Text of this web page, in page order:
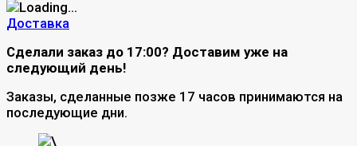
Доставка
Сделали заказ до 17:00? Доставим уже на
следующий день!
Заказы, сделанные позже 17 часов принимаются на
последующие дни.
\